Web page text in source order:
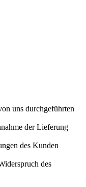
uns durchgeführten
der Lieferung
des Kunden
des